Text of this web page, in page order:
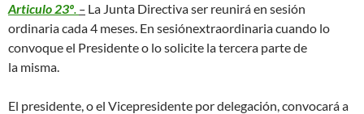
Articulo 23º. – La Junta Directiva ser reunirá en sesión
ordinaria cada 4 meses. En sesiónextraordinaria cuando lo
convoque el Presidente o lo solicite la tercera parte de
la misma.
El presidente, o el Vicepresidente por delegación, convocará a